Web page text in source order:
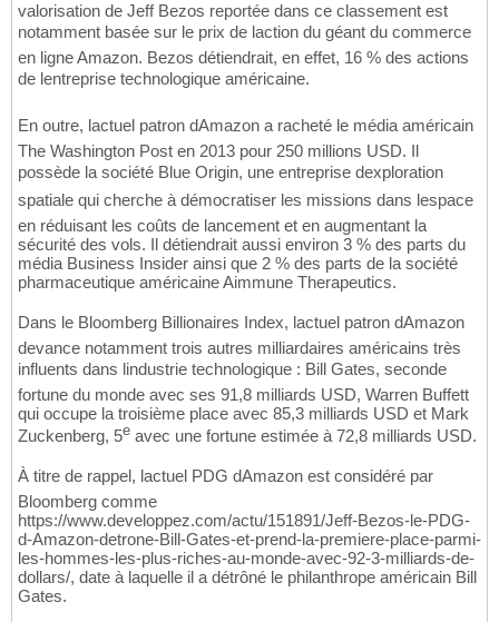
valorisation de Jeff Bezos reportée dans ce classement est
notamment basée sur le prix de laction du géant du commerce
en ligne Amazon. Bezos détiendrait, en effet, 16 % des actions
de lentreprise technologique américaine.
En outre, lactuel patron dAmazon a racheté le média américain
The Washington Post en 2013 pour 250 millions USD. Il
possède la société Blue Origin, une entreprise dexploration
spatiale qui cherche à démocratiser les missions dans lespace
en réduisant les coûts de lancement et en augmentant la
sécurité des vols. Il détiendrait aussi environ 3 % des parts du
média Business Insider ainsi que 2 % des parts de la société
pharmaceutique américaine Aimmune Therapeutics.
Dans le Bloomberg Billionaires Index, lactuel patron dAmazon
devance notamment trois autres milliardaires américains très
influents dans lindustrie technologique : Bill Gates, seconde
fortune du monde avec ses 91,8 milliards USD, Warren Buffett
qui occupe la troisième place avec 85,3 milliards USD et Mark
Zuckenberg, 5e avec une fortune estimée à 72,8 milliards USD.
À titre de rappel, lactuel PDG dAmazon est considéré par
Bloomberg comme
https://www.developpez.com/actu/151891/Jeff-Bezos-le-PDG-
d-Amazon-detrone-Bill-Gates-et-prend-la-premiere-place-parmi-
les-hommes-les-plus-riches-au-monde-avec-92-3-milliards-de-
dollars/, date à laquelle il a détrôné le philanthrope américain Bill
Gates.